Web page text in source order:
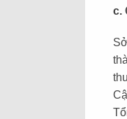
c.